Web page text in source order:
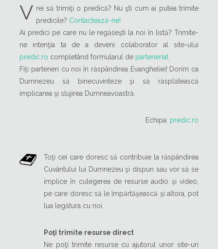
V rei să trimiţi o predică? Nu şti cum ai putea trimite
predicile? Contactează-ne!
Ai predici pe care nu le regăseşti la noi în listă? Trimite-
ne intenţia ta de a deveni colaborator al site-ului
predic.ro completând formularul de parteneriat.
Fiţi parteneri cu noi în răspândirea Evangheliei! Dorim ca
Dumnezeu să binecuvinteze şi să răsplătească
implicarea şi slujirea Dumneavoastră.
Echipa: predic.ro
Toţi cei care doresc să contribuie la răspândirea
Cuvântului lui Dumnezeu şi dispun sau vor să se
implice în culegerea de resurse audio şi video,
pe care doresc să le împărtăşească şi altora, pot
lua legătura cu noi.
Poţi trimite resurse direct
Ne poţí trimite resurse cu ajutorul unor site-uri